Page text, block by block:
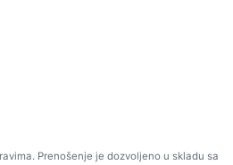
Prenošenje je dozvoljeno u skladu sa